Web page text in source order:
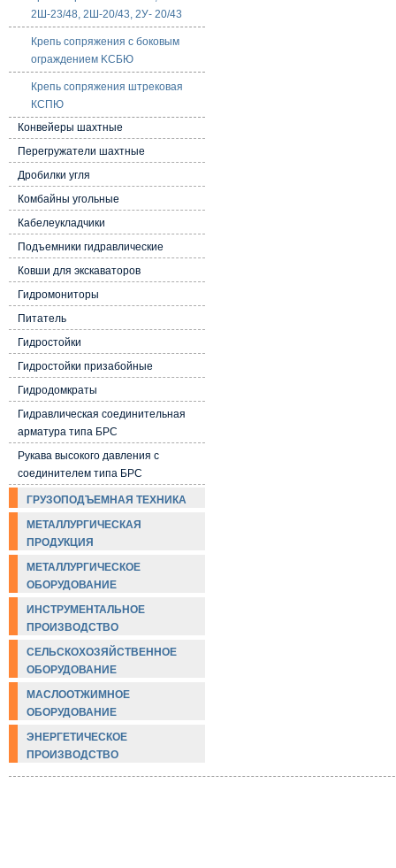
2Ш-23/48, 2Ш-20/43, 2У- 20/43
Крепь сопряжения с боковым
ограждением KCБЮ
Крепь сопряжения штрековая
КСПЮ
Конвейеры шахтные
Перегружатели шахтные
Дробилки угля
Комбайны угольные
Кабелеукладчики
Подъемники гидравлические
Ковши для экскаваторов
Гидромониторы
Питатель
Гидростойки
Гидростойки призабойные
Гидродомкраты
Гидравлическая соединительная
арматура типа БРС
Рукава высокого давления с
соединителем типа БРС
ГРУЗОПОДЪЕМНАЯ ТЕХНИКА
МЕТАЛЛУРГИЧЕСКАЯ
ПРОДУКЦИЯ
МЕТАЛЛУРГИЧЕСКОЕ
ОБОРУДОВАНИЕ
ИНСТРУМЕНТАЛЬНОЕ
ПРОИЗВОДСТВО
СЕЛЬСКОХОЗЯЙСТВЕННОЕ
ОБОРУДОВАНИЕ
МАСЛООТЖИМНОЕ
ОБОРУДОВАНИЕ
ЭНЕРГЕТИЧЕСКОЕ
ПРОИЗВОДСТВО